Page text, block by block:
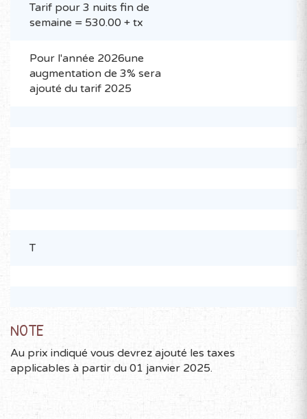
Tarif pour 3 nuits fin de
semaine = 530.00 + tx
Pour l'année 2026une
augmentation de 3% sera
ajouté du tarif 2025
T
NOTE
Au prix indiqué vous devrez ajouté les taxes
applicables à partir du 01 janvier 2025.